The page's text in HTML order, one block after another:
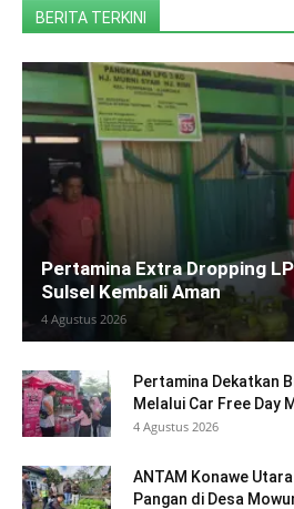
BERITA TERKINI
Pertamina Extra Dropping
Sulsel Kembali Aman
4 Agustus 2026
Pertamina Dekatkan
Melalui Car Free Day
4 Agustus 2026
ANTAM Konawe
Pangan di Desa